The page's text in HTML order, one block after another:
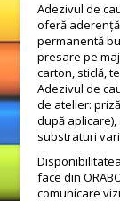
Adezivul de
oferă
permanentă
presare pe
carton, sticlă,
Adezivul de
de atelier:
după
substraturi
face din
comunicare